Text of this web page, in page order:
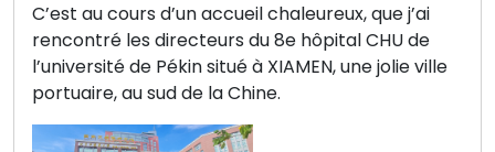
C’est au cours d’un accueil chaleureux, que j’ai
rencontré les directeurs du 8e hôpital CHU de
l’université de Pékin situé à XIAMEN, une jolie ville
portuaire, au sud de la Chine.